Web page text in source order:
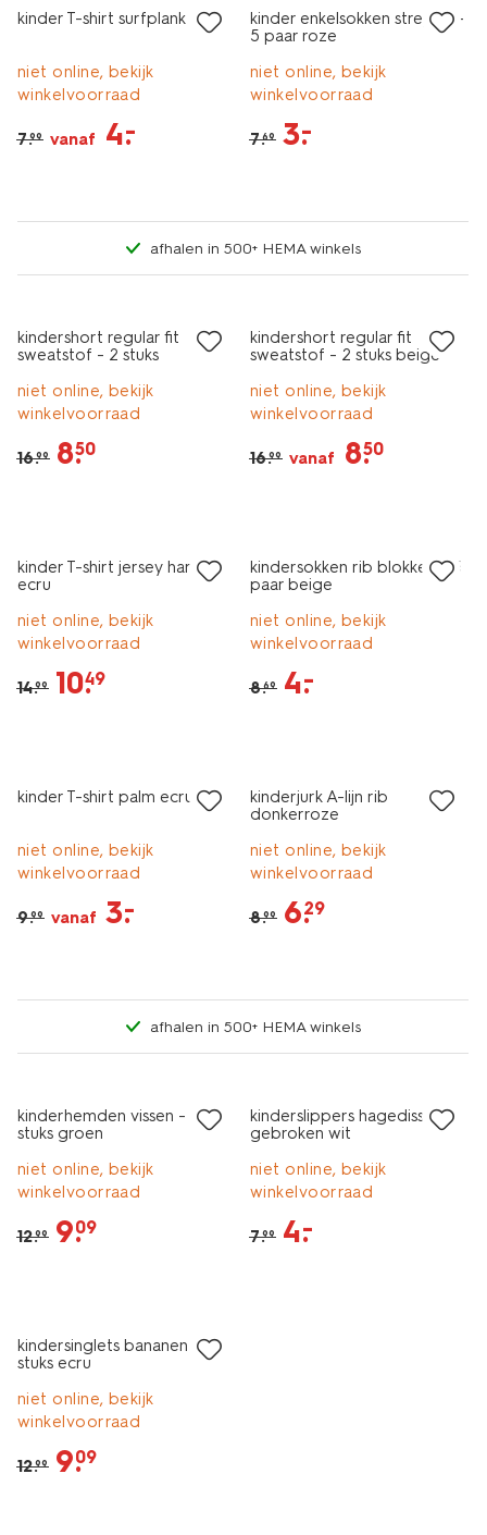
kinder T-shirt surfplank ecru
niet online, bekijk
winkelvoorraad
7.99 vanaf 4.
–
kinder enkelsokken strepen -
5 paar roze
niet online, bekijk
winkelvoorraad
7.69 3.
–
afhalen in 500+ HEMA winkels
kindershort regular fit
sweatstof - 2 stuks
niet online, bekijk
winkelvoorraad
16.99 8.
50
2 stuks
kindershort regular fit
sweatstof - 2 stuks beige
niet online, bekijk
winkelvoorraad
16.99 vanaf 8.
50
kinder T-shirt jersey hartjes
ecru
niet online, bekijk
winkelvoorraad
14.99 10.
49
kindersokken rib blokken - 5
paar beige
niet online, bekijk
winkelvoorraad
8.69 4.
–
kinder T-shirt palm ecru
niet online, bekijk
winkelvoorraad
9.99 vanaf 3.
–
kinderjurk A-lijn rib
donkerroze
niet online, bekijk
winkelvoorraad
8.99 6.
29
afhalen in 500+ HEMA winkels
kinderhemden vissen - 2
stuks groen
niet online, bekijk
winkelvoorraad
12.99 9.
09
kinderslippers hagedissen
gebroken wit
niet online, bekijk
winkelvoorraad
7.99 4.
–
kindersinglets bananen - 2
stuks ecru
niet online, bekijk
winkelvoorraad
12.99 9.
09